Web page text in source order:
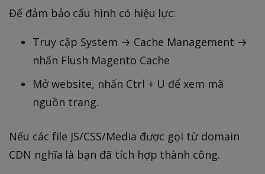
Để đảm bảo cấu hình có hiệu lực:
Truy cập System → Cache Management →
nhấn Flush Magento Cache
Mở website, nhấn Ctrl + U để xem mã
nguồn trang.
Nếu các file JS/CSS/Media được gọi từ domain
CDN nghĩa là bạn đã tích hợp thành công.